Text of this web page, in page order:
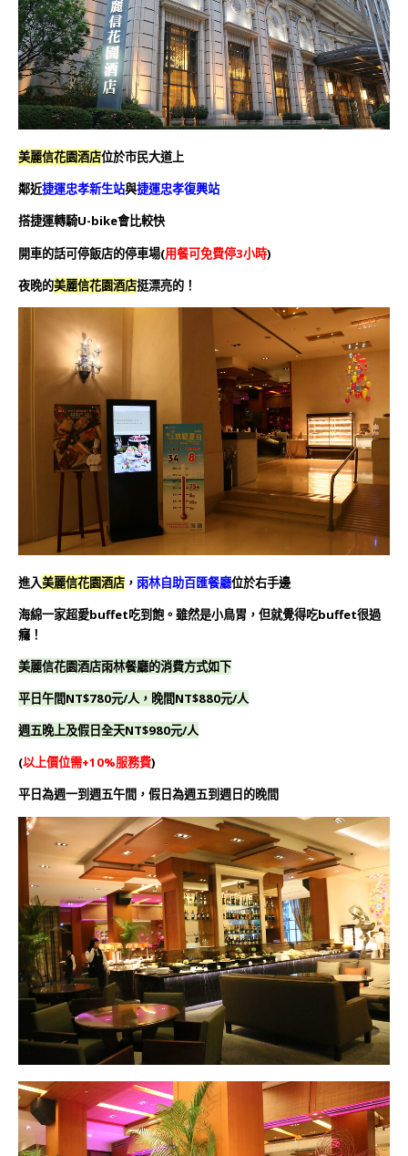
美麗信花園酒店位於市民大道上
鄰近捷運忠孝新生站與捷運忠孝復興站
搭捷運轉騎U-bike會比較快
開車的話可停飯店的停車場(用餐可免費停3小時)
夜晚的美麗信花園酒店挺漂亮的！
進入美麗信花園酒店 ， 雨林自助百匯餐廳位於右手邊
海綿一家超愛buffet吃到飽。 雖然是小鳥胃，但就覺得吃buffet很過
癮！
美麗信花園酒店雨林餐廳的消費方式如下
平日午間NT$780元/人，晚間NT$880元/人
週五晚上及假日全天NT$980元/人
(以上價位需+10%服務費)
平日為週一到週五午間，假日為週五到週日的晚間